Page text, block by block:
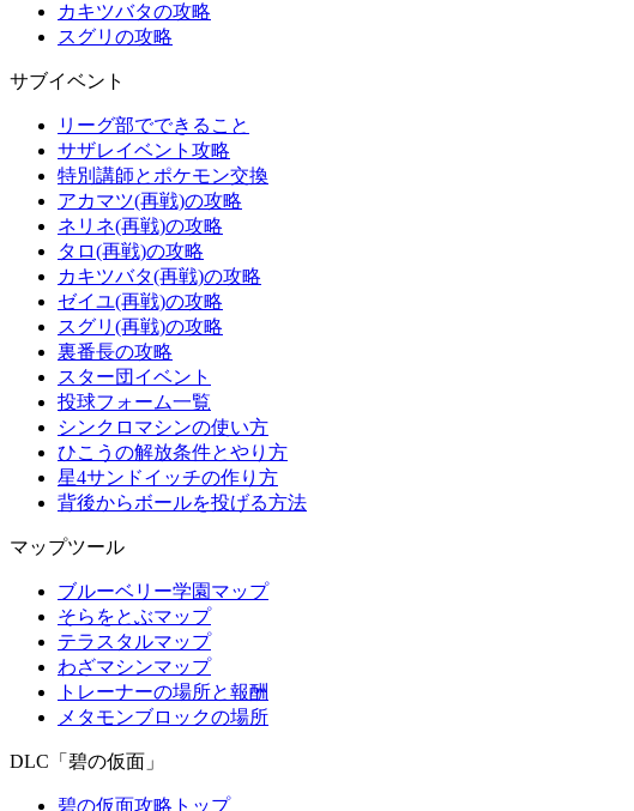
カキツバタの攻略
スグリの攻略
サブイベント
リーグ部でできること
サザレイベント攻略
特別講師とポケモン交換
アカマツ(再戦)の攻略
ネリネ(再戦)の攻略
タロ(再戦)の攻略
カキツバタ(再戦)の攻略
ゼイユ(再戦)の攻略
スグリ(再戦)の攻略
裏番長の攻略
スター団イベント
投球フォーム一覧
シンクロマシンの使い方
ひこうの解放条件とやり方
星4サンドイッチの作り方
背後からボールを投げる方法
マップツール
ブルーベリー学園マップ
そらをとぶマップ
テラスタルマップ
わざマシンマップ
トレーナーの場所と報酬
メタモンブロックの場所
DLC「碧の仮面」
碧の仮面攻略トップ